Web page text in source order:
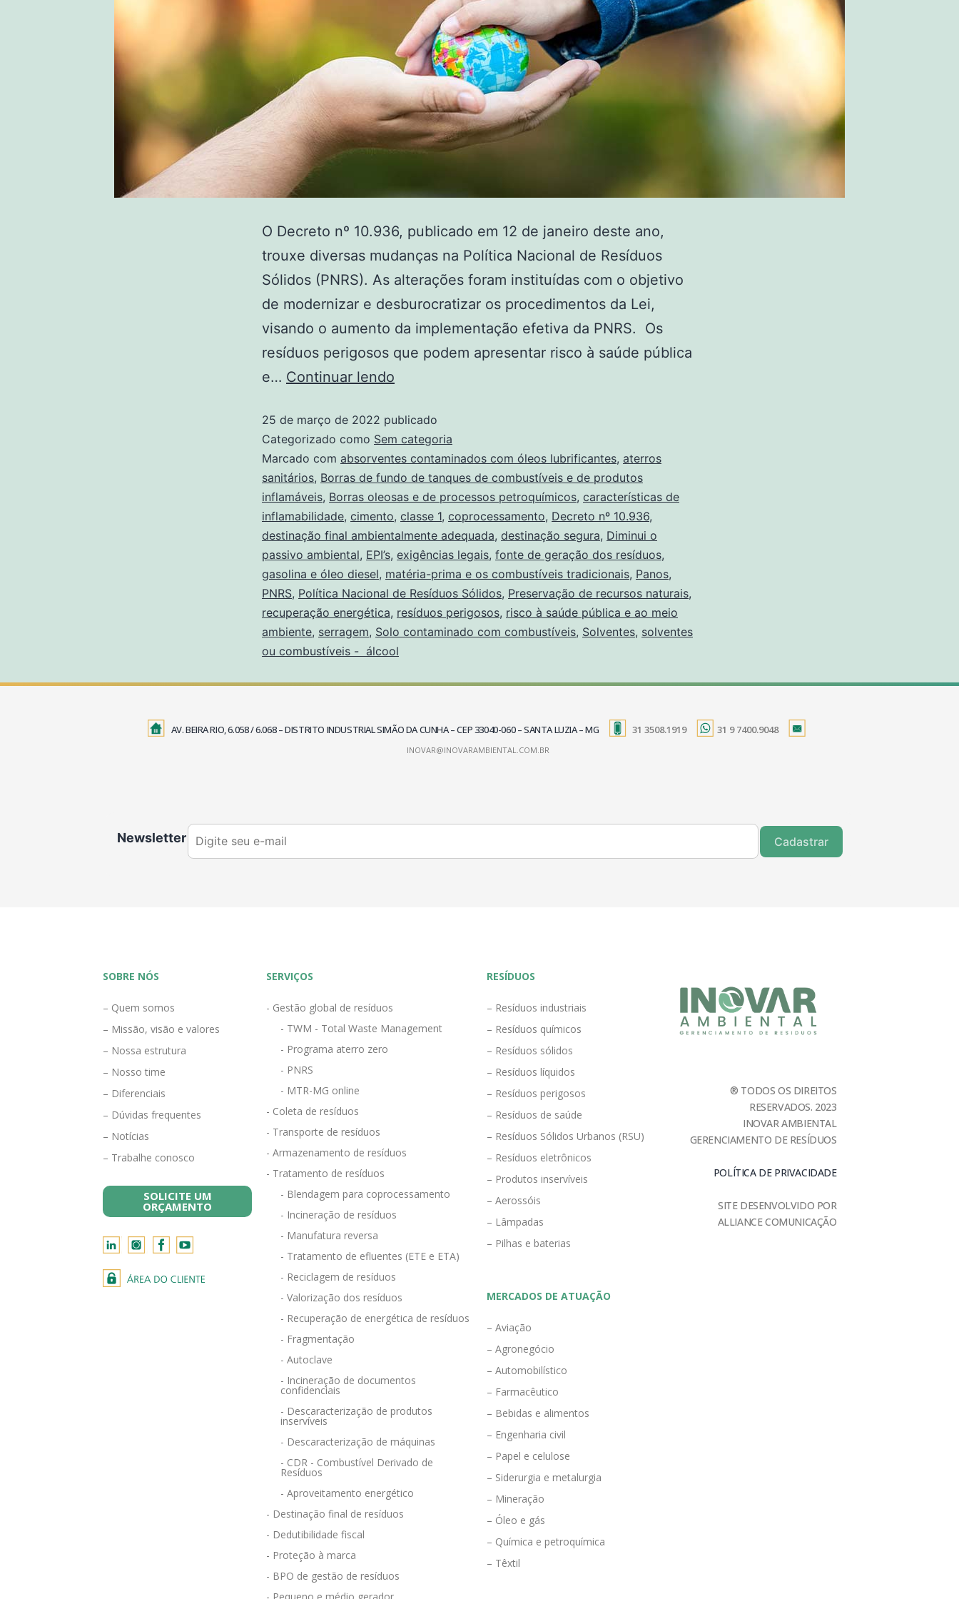
O Decreto nº 10.936, publicado em 12 de janeiro deste ano,
trouxe diversas mudanças na Política Nacional de Resíduos
Sólidos (PNRS). As alterações foram instituídas com o objetivo
de modernizar e desburocratizar os procedimentos da Lei,
visando o aumento da implementação efetiva da PNRS. Os
resíduos perigosos que podem apresentar risco à saúde pública
e… Continuar lendo
25 de março de 2022 publicado
Categorizado como Sem categoria
Marcado com absorventes contaminados com óleos lubrificantes, aterros
sanitários, Borras de fundo de tanques de combustíveis e de produtos
inflamáveis, Borras oleosas e de processos petroquímicos, características de
inflamabilidade, cimento, classe 1, coprocessamento, Decreto nº 10.936,
destinação final ambientalmente adequada, destinação segura, Diminui o
passivo ambiental, EPI’s, exigências legais, fonte de geração dos resíduos,
gasolina e óleo diesel, matéria-prima e os combustíveis tradicionais, Panos,
PNRS, Política Nacional de Resíduos Sólidos, Preservação de recursos naturais,
recuperação energética, resíduos perigosos, risco à saúde pública e ao meio
ambiente, serragem, Solo contaminado com combustíveis, Solventes, solventes
ou combustíveis - álcool
AV. BEIRA RIO, 6.058 / 6.068 – DISTRITO INDUSTRIAL SIMÃO DA CUNHA – CEP 33040-060 – SANTA LUZIA – MG 31 3508.1919 31 9 7400.9048
INOVAR@INOVARAMBIENTAL.COM.BR
Newsletter Cadastrar
SOBRE NÓS
– Quem somos
– Missão, visão e valores
– Nossa estrutura
– Nosso time
– Diferenciais
– Dúvidas frequentes
– Notícias
– Trabalhe conosco
SOLICITE UM
ORÇAMENTO
SERVIÇOS
- Gestão global de resíduos
- TWM - Total Waste Management
- Programa aterro zero
- PNRS
- MTR-MG online
- Coleta de resíduos
- Transporte de resíduos
- Armazenamento de resíduos
- Tratamento de resíduos
- Blendagem para coprocessamento
- Incineração de resíduos
- Manufatura reversa
- Tratamento de efluentes (ETE e ETA)
- Reciclagem de resíduos
- Valorização dos resíduos
- Recuperação de energética de resíduos
- Fragmentação
- Autoclave
- Incineração de documentos
confidenciais
- Descaracterização de produtos
inservíveis
- Descaracterização de máquinas
- CDR - Combustível Derivado de
Resíduos
- Aproveitamento energético
- Destinação final de resíduos
- Dedutibilidade fiscal
- Proteção à marca
- BPO de gestão de resíduos
RESÍDUOS
– Resíduos industriais
– Resíduos químicos
– Resíduos sólidos
– Resíduos líquidos
– Resíduos perigosos
– Resíduos de saúde
– Resíduos Sólidos Urbanos (RSU)
– Resíduos eletrônicos
– Produtos inservíveis
– Aerossóis
– Lâmpadas
– Pilhas e baterias
MERCADOS DE ATUAÇÃO
– Aviação
– Agronegócio
– Automobilístico
– Farmacêutico
– Bebidas e alimentos
– Engenharia civil
– Papel e celulose
– Siderurgia e metalurgia
– Mineração
– Óleo e gás
– Química e petroquímica
– Têxtil
® TODOS OS DIREITOS
RESERVADOS. 2023
INOVAR AMBIENTAL
GERENCIAMENTO DE RESÍDUOS
POLÍTICA DE PRIVACIDADE
SITE DESENVOLVIDO POR
ALLIANCE COMUNICAÇÃO